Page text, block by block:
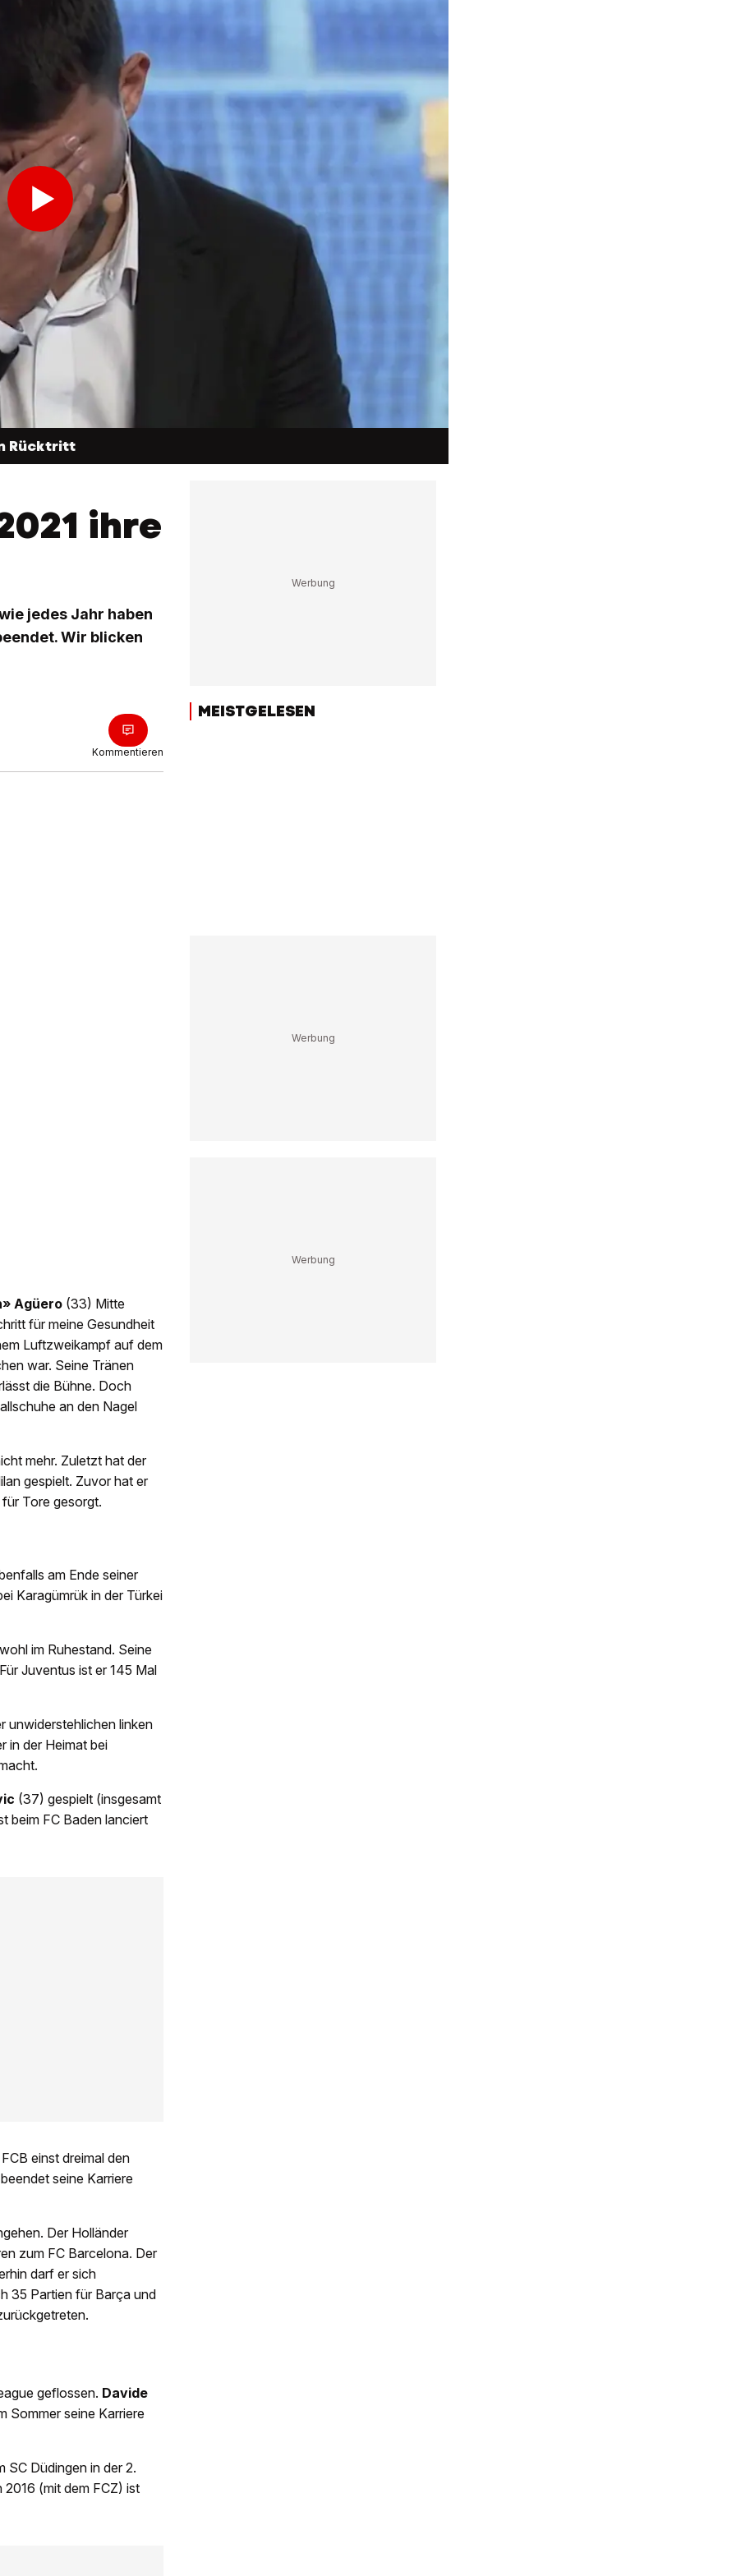
Rücktritt
ihre
jedes Jahr haben
Wir blicken
Kommentieren
Agüero (33) Mitte
für meine Gesundheit
Luftzweikampf auf dem
war. Seine Tränen
die Bühne. Doch
an den Nagel
mehr. Zuletzt hat der
gespielt. Zuvor hat er
Tore gesorgt.
am Ende seiner
Karagümrük in der Türkei
im Ruhestand. Seine
Juventus ist er 145 Mal
unwiderstehlichen linken
in der Heimat bei
(37) gespielt (insgesamt
beim FC Baden lanciert
einst dreimal den
seine Karriere
Der Holländer
zum FC Barcelona. Der
darf er sich
35 Partien für Barça und
geflossen. Davide
Sommer seine Karriere
SC Düdingen in der 2.
(mit dem FCZ) ist
MEISTGELESEN